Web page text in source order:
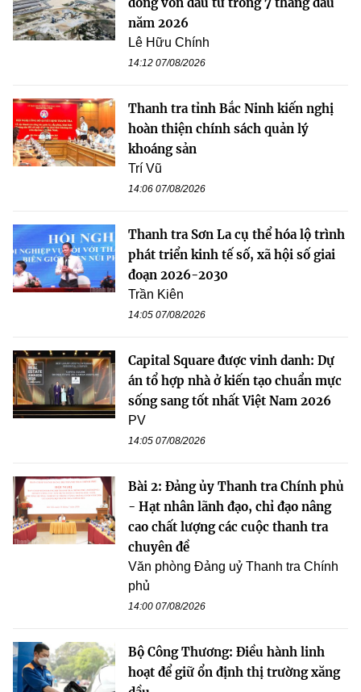
năm 2026
Lê Hữu Chính
14:12 07/08/2026
Thanh tra tỉnh Bắc Ninh kiến nghị
hoàn thiện chính sách quản lý
khoáng sản
Trí Vũ
14:06 07/08/2026
Thanh tra Sơn La cụ thể hóa lộ trình
phát triển kinh tế số, xã hội số giai
đoạn 2026-2030
Trần Kiên
14:05 07/08/2026
Capital Square được vinh danh: Dự
án tổ hợp nhà ở kiến tạo chuẩn mực
sống sang tốt nhất Việt Nam 2026
PV
14:05 07/08/2026
Bài 2: Đảng ủy Thanh tra Chính phủ
- Hạt nhân lãnh đạo, chỉ đạo nâng
cao chất lượng các cuộc thanh tra
chuyên đề
Văn phòng Đảng uỷ Thanh tra Chính
phủ
14:00 07/08/2026
Bộ Công Thương: Điều hành linh
hoạt để giữ ổn định thị trường xăng